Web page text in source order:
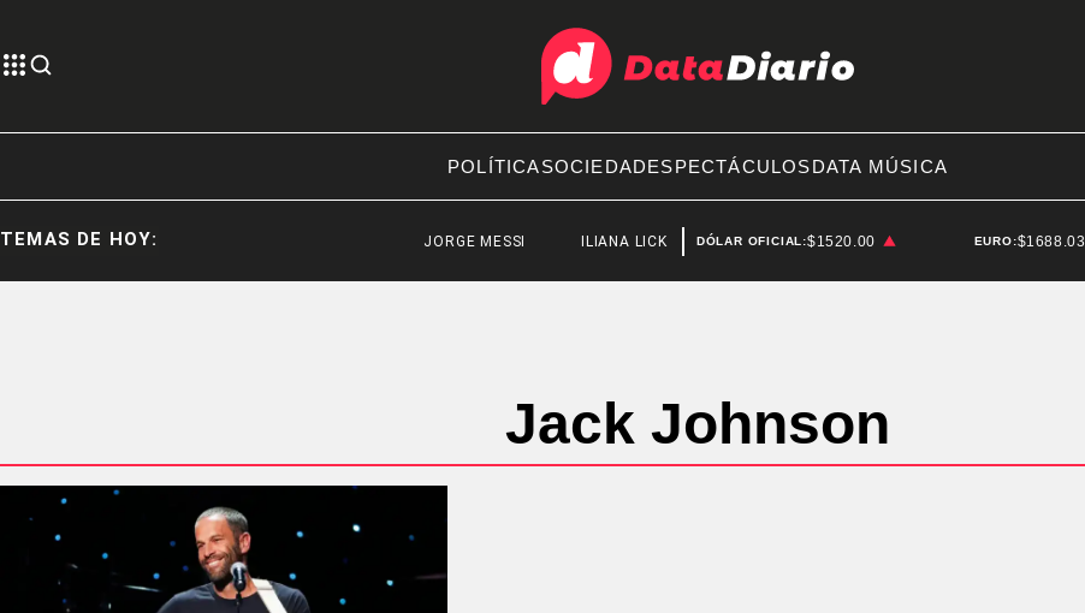
POLÍTICASOCIEDADESPECTÁCULOSDATA MÚSICA
TEMAS DE HOY: JORGE MESSI ILIANA LICK ESTADOS UNIDOS
DÓLAR OFICIAL:$1520.00 EURO:$1688.03
Jack Johnson